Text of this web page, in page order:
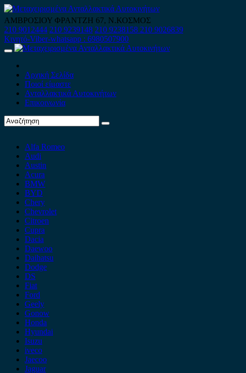
Skip
to
content
ΑΜΒΡΟΣΙΟΥ ΦΡΑΝΤΖΗ 67, Ν.ΚΟΣΜΟΣ
210 9012444 210 9239148 210 9238158 210 9026839
Κινητό-Viber-whatsapp : 6980507900
Primary
Αρχική Σελίδα
Ποιοί είμαστε
Ανταλλακτικά Αυτοκινήτων
Επικοινωνία
Alfa Romeo
Audi
Austin
Acura
BMW
BYD
Chery
Chevrolet
Citroen
Cupra
Dacia
Daewoo
Daihatsu
Dodge
DS
Fiat
Ford
Geely
Gonow
Honda
Hyundai
Isuzu
iveco
Jaecoo
Jaguar